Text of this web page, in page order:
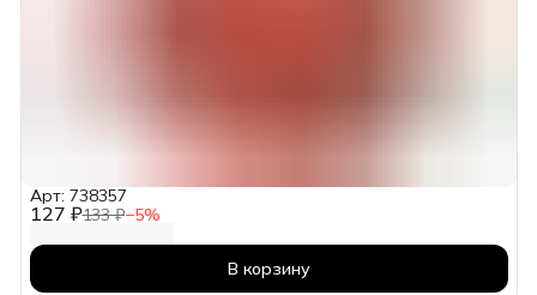
127 ₽133 ₽−5%
Арт: 738357
В корзину